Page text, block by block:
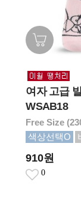
여자 고급
WSAB18
Free Size
색상선택O
910원
0